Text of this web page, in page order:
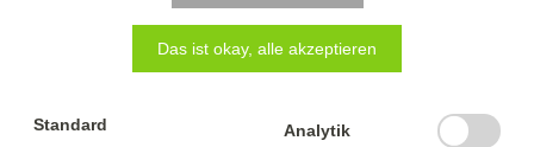
Finanzierungsablauf
Das ist okay, alle akzeptieren
Standard
Analytik